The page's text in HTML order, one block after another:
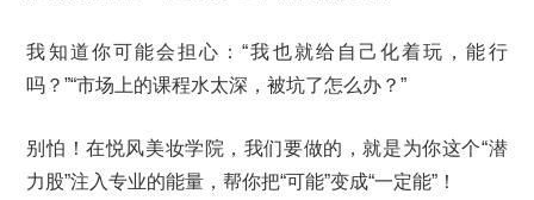
我知道你可能会担心：“我也就给自己化着玩，能行
吗？”“市场上的课程水太深，被坑了怎么办？”
别怕！在悦风美妆学院，我们要做的，就是为你这个“潜
力股”注入专业的能量，帮你把“可能”变成“一定能”！